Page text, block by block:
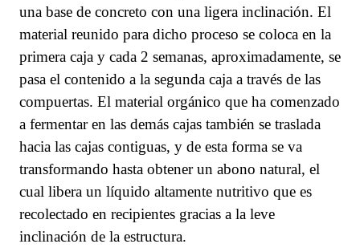
una base de concreto con una ligera inclinación. El
material reunido para dicho proceso se coloca en la
primera caja y cada 2 semanas, aproximadamente, se
pasa el contenido a la segunda caja a través de las
compuertas. El material orgánico que ha comenzado
a fermentar en las demás cajas también se traslada
hacia las cajas contiguas, y de esta forma se va
transformando hasta obtener un abono natural, el
cual libera un líquido altamente nutritivo que es
recolectado en recipientes gracias a la leve
inclinación de la estructura.